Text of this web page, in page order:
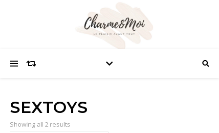
SEXTOYS
Showing all 2 results